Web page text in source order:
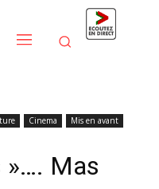
Cinema
Mis en avant
»…. Mas